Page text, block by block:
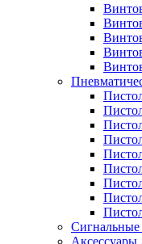
Сигнальные
Аксессуары